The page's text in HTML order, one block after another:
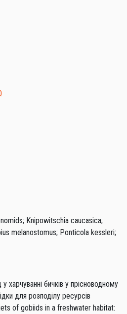
Knipowitschia caucasica;
melanostomus; Ponticola kessleri;
у харчуванні бичків у прісноводному
для розподілу ресурсів
of gobiids in a freshwater habitat: